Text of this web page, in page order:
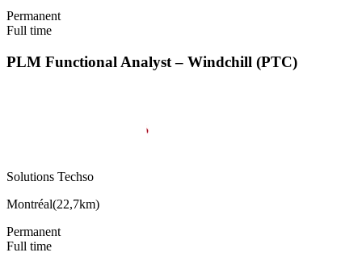
Permanent
Full time
PLM Functional Analyst – Windchill (PTC)
Solutions Techso
Montréal(22,7km)
Permanent
Full time